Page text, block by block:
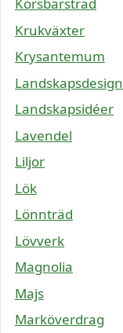
Krukväxter
Krysantemum
Landskapsdesign
Landskapsidéer
Lavendel
Liljor
Lök
Lönnträd
Lövverk
Magnolia
Majs
Marköverdrag